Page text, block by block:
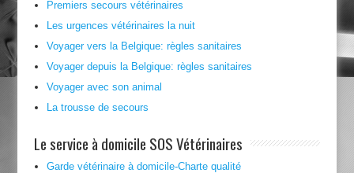
Premiers secours vétérinaires
Les urgences vétérinaires la nuit
Voyager vers la Belgique: règles sanitaires
Voyager depuis la Belgique: règles sanitaires
Voyager avec son animal
La trousse de secours
Le service à domicile SOS Vétérinaires
Garde vétérinaire à domicile-Charte qualité